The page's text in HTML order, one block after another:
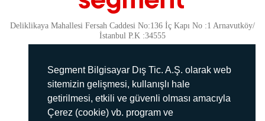
Segment Bilgisayar Dış Tic. A.Ş. olarak web
sitemizin gelişmesi, kullanışlı hale
getirilmesi, etkili ve güvenli olması amacıyla
Çerez (cookie) vb. program ve
Deliklikaya Mahallesi Fersah Caddesi No:136 İç Kapı No :1 Arnavutköy/
İstanbul P.K :34555
Güvenlik
KVKK Politikamız
Gizlilik Politikamız
Aydınlatma Metni
İmha Politikası